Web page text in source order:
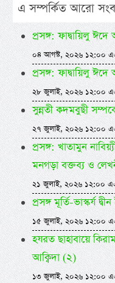
এ সম্পর্কিত আরো
প্রসঙ্গ: ফাদ্বায়িলু
০৪ আগস্ট, ২০২৬ ১২:০০
প্রসঙ্গ: ফাদ্বায়িলু
২৮ জুলাই, ২০২৬ ১২:০০
সুন্নতী কদমবুছী
২৭ জুলাই, ২০২৬ ১২:০০
প্রসঙ্গ: খাতামুন
মনগড়া বক্তব্য ও
২১ জুলাই, ২০২৬ ১২:০০
প্রসঙ্গ মূর্তি-ভাস্কর্য
১৫ জুলাই, ২০২৬ ১২:০০
হযরত ছাহাবায়ে
আক্বিদা (২)
১৩ জুলাই, ২০২৬ ১২:০০